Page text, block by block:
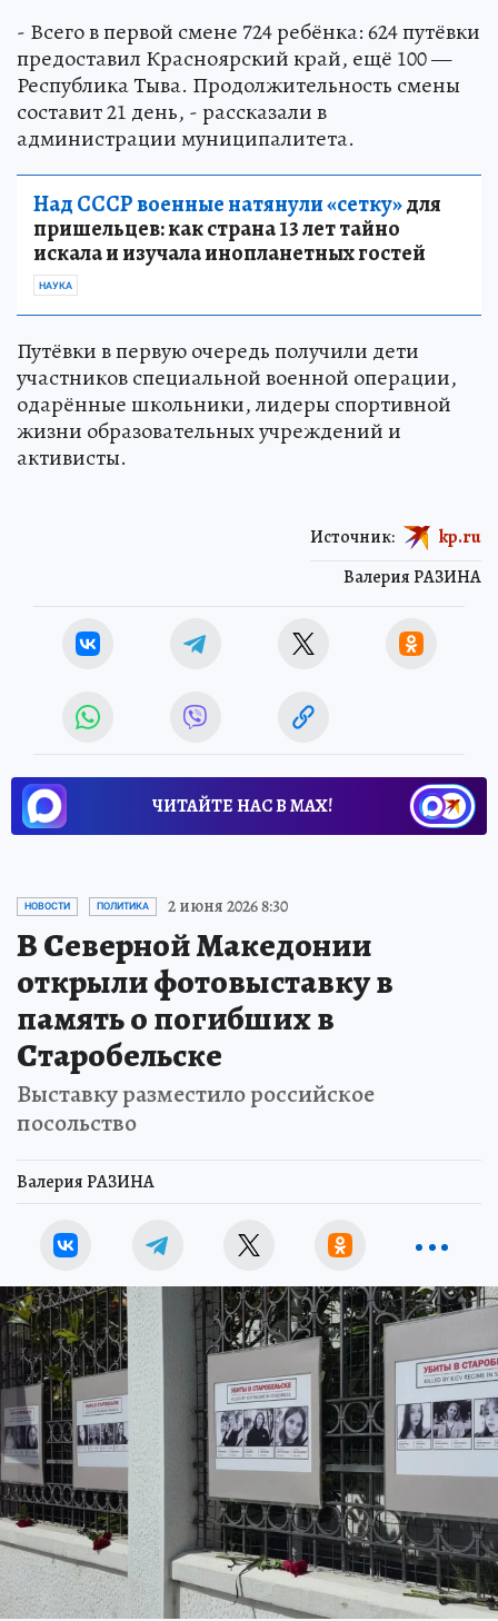
- Всего в первой смене 724 ребёнка: 624 путёвки
предоставил Красноярский край, ещё 100 —
Республика Тыва. Продолжительность смены
составит 21 день, - рассказали в
администрации муниципалитета.
Над СССР военные натянули «сетку»для
пришельцев: как страна 13 лет тайно
искала и изучала инопланетных гостей
НАУКА
Путёвки в первую очередь получили дети
участников специальной военной операции,
одарённые школьники, лидеры спортивной
жизни образовательных учреждений и
активисты.
Валерия РАЗИНА
Источник: kp.ru
ЧИТАЙТЕ НАС В МАХ!
НОВОСТИ ПОЛИТИКА 2 июня 2026 8:30
В Северной Македонии
открыли фотовыставку в
память о погибших в
Старобельске
Выставку разместило российское
посольство
Валерия РАЗИНА